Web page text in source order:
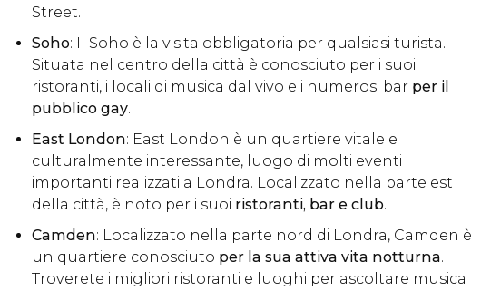
Street.
Soho: Il Soho è la visita obbligatoria per qualsiasi turista.
Situata nel centro della città è conosciuto per i suoi
ristoranti, i locali di musica dal vivo e i numerosi bar per il
pubblico gay.
East London: East London è un quartiere vitale e
culturalmente interessante, luogo di molti eventi
importanti realizzati a Londra. Localizzato nella parte est
della città, è noto per i suoi ristoranti, bar e club.
Camden: Localizzato nella parte nord di Londra, Camden è
un quartiere conosciuto per la sua attiva vita notturna.
Troverete i migliori ristoranti e luoghi per ascoltare musica